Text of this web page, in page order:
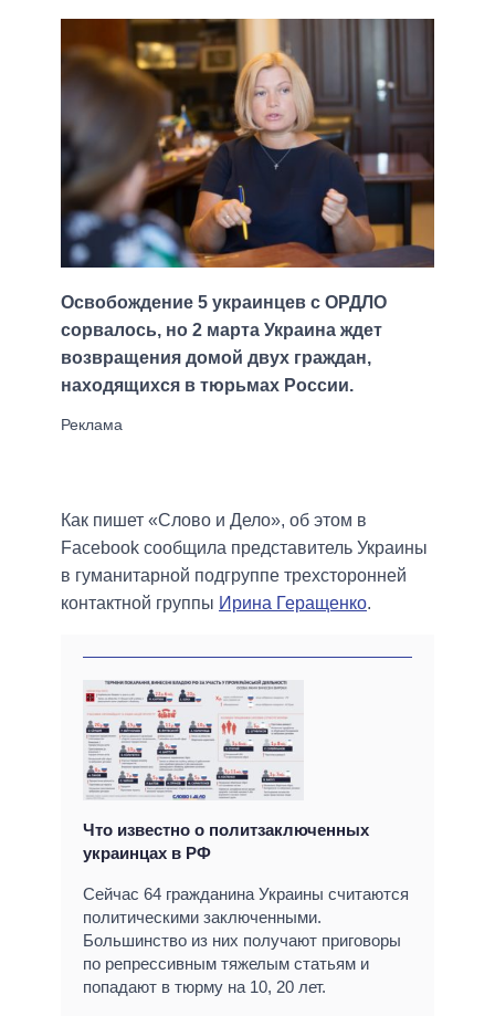
Освобождение 5 украинцев с ОРДЛО
сорвалось, но 2 марта Украина ждет
возвращения домой двух граждан,
находящихся в тюрьмах России.
Как пишет «Слово и Дело», об этом в
Facebook сообщила представитель Украины
в гуманитарной подгруппе трехсторонней
контактной группы Ирина Геращенко.
Что известно о политзаключенных
украинцах в РФ
Сейчас 64 гражданина Украины считаются
политическими заключенными.
Большинство из них получают приговоры
по репрессивным тяжелым статьям и
попадают в тюрму на 10, 20 лет.